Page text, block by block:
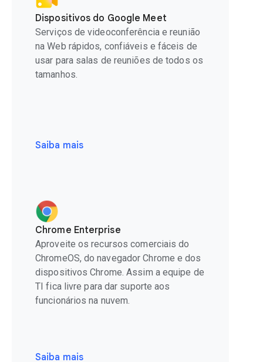
Dispositivos do Google Meet
Serviços de videoconferência e reunião
na Web rápidos, confiáveis e fáceis de
usar para salas de reuniões de todos os
tamanhos.
Saiba mais
Chrome Enterprise
Aproveite os recursos comerciais do
ChromeOS, do navegador Chrome e dos
dispositivos Chrome. Assim a equipe de
TI fica livre para dar suporte aos
funcionários na nuvem.
Saiba mais